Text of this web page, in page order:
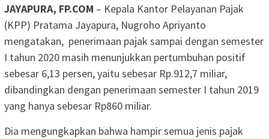
JAYAPURA, FP.COM – Kepala Kantor Pelayanan Pajak
(KPP) Pratama Jayapura, Nugroho Apriyanto
mengatakan, penerimaan pajak sampai dengan semester
I tahun 2020 masih menunjukkan pertumbuhan positif
sebesar 6,13 persen, yaitu sebesar Rp.912,7 miliar,
dibandingkan dengan penerimaan semester I tahun 2019
yang hanya sebesar Rp860 miliar.
Dia mengungkapkan bahwa hampir semua jenis pajak